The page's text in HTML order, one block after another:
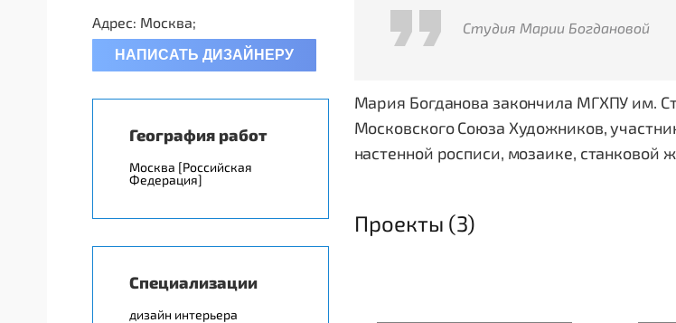
Адрес: Москва;
НАПИСАТЬ ДИЗАЙНЕРУ
География работ
Москва [Российская
Федерация]
Специализации
дизайн интерьера
Студия Марии Богдановой
Мария Богданова закончила МГХПУ им.
Московского Союза Художников,
настенной росписи, мозаике, станковой
Проекты (3)